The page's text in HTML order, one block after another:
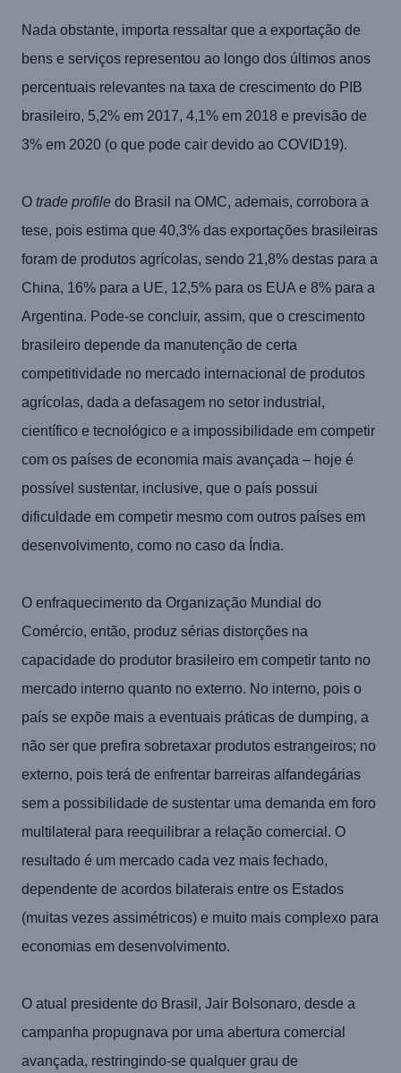
Nada obstante, importa ressaltar que a exportação de
bens e serviços representou ao longo dos últimos anos
percentuais relevantes na taxa de crescimento do PIB
brasileiro, 5,2% em 2017, 4,1% em 2018 e previsão de
3% em 2020 (o que pode cair devido ao COVID19).
O trade profile do Brasil na OMC, ademais, corrobora a
tese, pois estima que 40,3% das exportações brasileiras
foram de produtos agrícolas, sendo 21,8% destas para a
China, 16% para a UE, 12,5% para os EUA e 8% para a
Argentina. Pode-se concluir, assim, que o crescimento
brasileiro depende da manutenção de certa
competitividade no mercado internacional de produtos
agrícolas, dada a defasagem no setor industrial,
científico e tecnológico e a impossibilidade em competir
com os países de economia mais avançada – hoje é
possível sustentar, inclusive, que o país possui
dificuldade em competir mesmo com outros países em
desenvolvimento, como no caso da Índia.
O enfraquecimento da Organização Mundial do
Comércio, então, produz sérias distorções na
capacidade do produtor brasileiro em competir tanto no
mercado interno quanto no externo. No interno, pois o
país se expõe mais a eventuais práticas de dumping, a
não ser que prefira sobretaxar produtos estrangeiros; no
externo, pois terá de enfrentar barreiras alfandegárias
sem a possibilidade de sustentar uma demanda em foro
multilateral para reequilibrar a relação comercial. O
resultado é um mercado cada vez mais fechado,
dependente de acordos bilaterais entre os Estados
(muitas vezes assimétricos) e muito mais complexo para
economias em desenvolvimento.
O atual presidente do Brasil, Jair Bolsonaro, desde a
campanha propugnava por uma abertura comercial
avançada, restringindo-se qualquer grau de